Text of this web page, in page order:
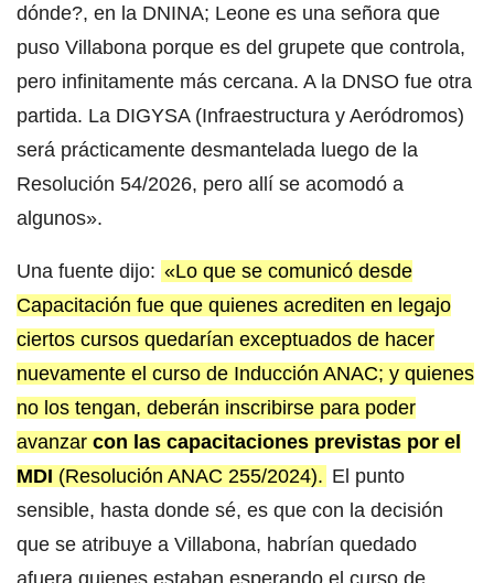
dónde?, en la DNINA; Leone es una señora que
puso Villabona porque es del grupete que controla,
pero infinitamente más cercana. A la DNSO fue otra
partida. La DIGYSA (Infraestructura y Aeródromos)
será prácticamente desmantelada luego de la
Resolución 54/2026, pero allí se acomodó a
algunos».
Una fuente dijo: «Lo que se comunicó desde
Capacitación fue que quienes acrediten en legajo
ciertos cursos quedarían exceptuados de hacer
nuevamente el curso de Inducción ANAC; y quienes
no los tengan, deberán inscribirse para poder
avanzar con las capacitaciones previstas por el
MDI (Resolución ANAC 255/2024). El punto
sensible, hasta donde sé, es que con la decisión
que se atribuye a Villabona, habrían quedado
afuera quienes estaban esperando el curso de